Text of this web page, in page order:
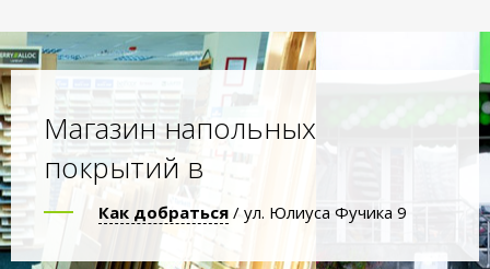
Магазин напольных
покрытий в
Как добраться / ул. Юлиуса Фучика 9